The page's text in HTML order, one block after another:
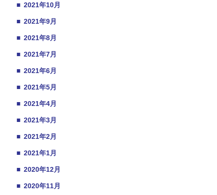
■ 2021年10月
■ 2021年9月
■ 2021年8月
■ 2021年7月
■ 2021年6月
■ 2021年5月
■ 2021年4月
■ 2021年3月
■ 2021年2月
■ 2021年1月
■ 2020年12月
■ 2020年11月